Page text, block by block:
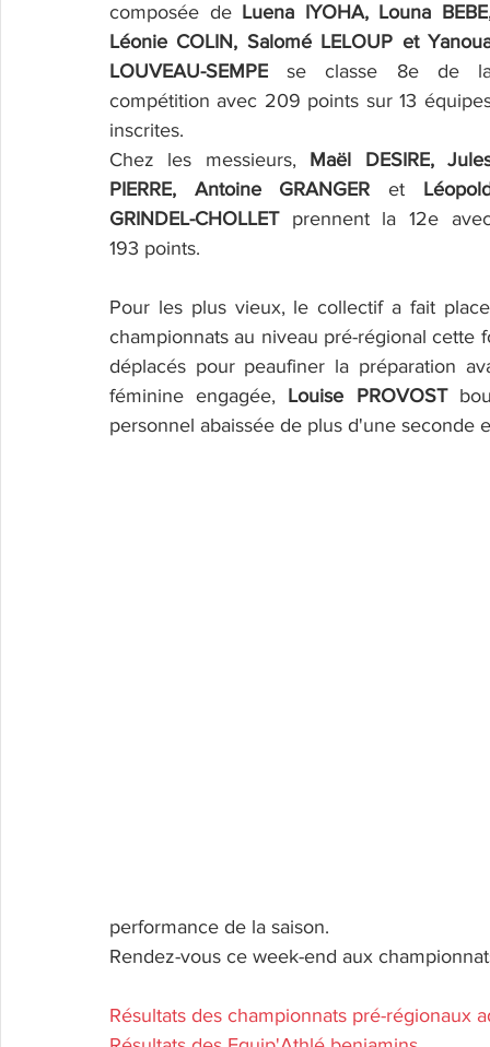
composée de Luena IYOHA, Louna
Léonie COLIN, Salomé LELOUP et
LOUVEAU-SEMPE se classe 8e de
compétition avec 209 points sur 13
inscrites.
Chez les messieurs, Maël DESIRE,
PIERRE, Antoine GRANGER et
GRINDEL-CHOLLET prennent la 12e
193 points.
Pour les plus vieux, le collectif a fait
championnats au niveau pré-régional cette
déplacés pour peaufiner la préparation
féminine engagée, Louise PROVOST
personnel abaissée de plus d'une
performance de la saison.
Rendez-vous ce week-end aux
Résultats des championnats pré-régionaux